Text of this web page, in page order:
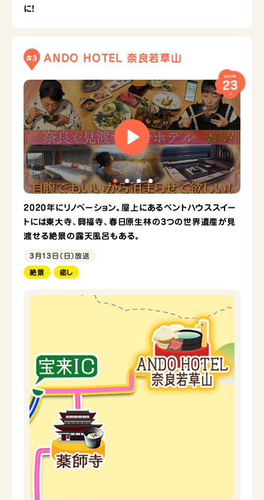
に！
#3 ANDO HOTEL 奈良若草山
course
23
2020年にリノベーション。屋上にあるペントハウススイー
トには東大寺、興福寺、春日原生林の3つの世界遺産が見
渡せる絶景の露天風呂もある。
3月13日（日）放送
絶景 癒し